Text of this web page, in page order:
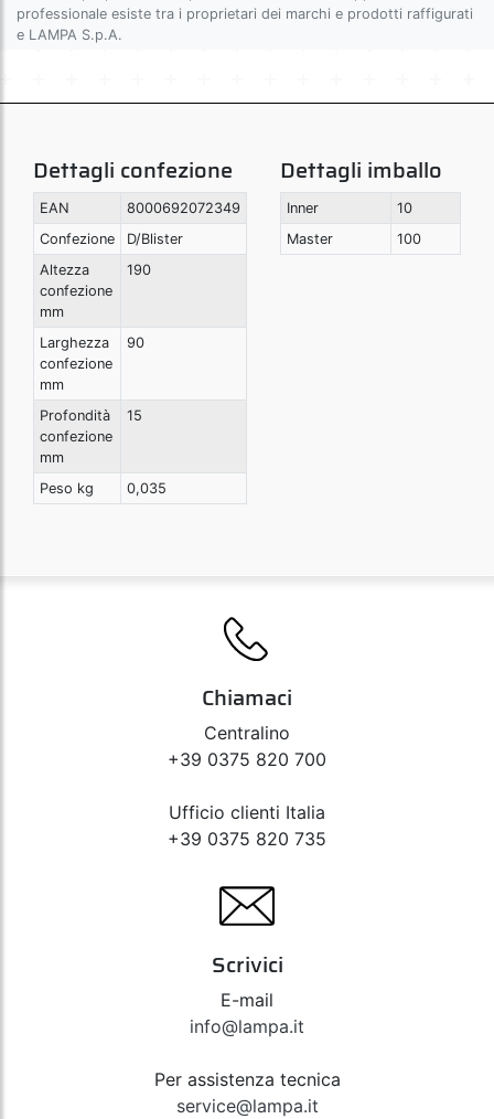
professionale esiste tra i proprietari dei marchi e prodotti raffigurati
e LAMPA S.p.A.
Dettagli confezione
EAN
8000692072349
Confezione
D/Blister
Altezza
confezione
mm
190
Larghezza
confezione
mm
90
Profondità
confezione
mm
15
Peso kg 0,035
Dettagli imballo
Inner
10
Master
100
Chiamaci
Centralino
+39 0375 820 700
Ufficio clienti Italia
+39 0375 820 735
Scrivici
E-mail
info@lampa.it
Per assistenza tecnica
service@lampa.it